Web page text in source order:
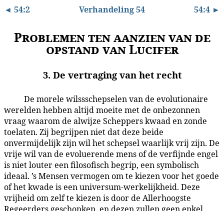
◄ 54:2 Verhandeling 54 54:4 ►
Problemen ten aanzien van de
opstand van Lucifer
3. De vertraging van het recht
De morele wilssschepselen van de evolutionaire
werelden hebben altijd moeite met de onbezonnen
vraag waarom de alwijze Scheppers kwaad en zonde
toelaten. Zij begrijpen niet dat deze beide
onvermijdelijk zijn wil het schepsel waarlijk vrij zijn. De
vrije wil van de evoluerende mens of de verfijnde engel
is niet louter een filosofisch begrip, een symbolisch
ideaal. ’s Mensen vermogen om te kiezen voor het goede
of het kwade is een universum-werkelijkheid. Deze
vrijheid om zelf te kiezen is door de Allerhoogste